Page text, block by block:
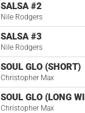
SALSA #2
Nile Rodgers
SALSA #3
Nile Rodgers
SOUL GLO (SHORT)
Christopher Max
SOUL GLO (LONG
Christopher Max